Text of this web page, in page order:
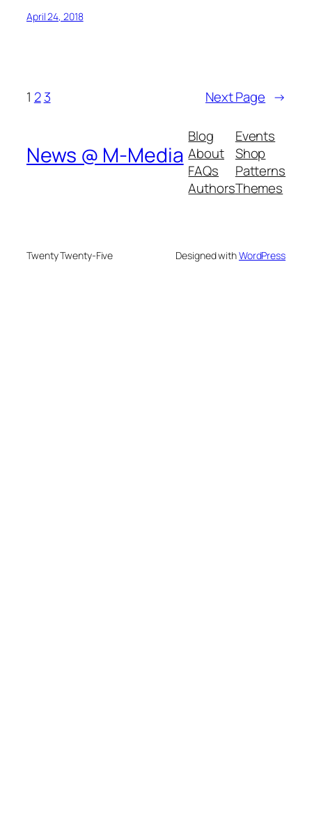
April 24, 2018
1 2 3 Next Page →
News @ M-Media
Blog
About
FAQs
Authors
Events
Shop
Patterns
Themes
Twenty Twenty-Five Designed withWordPress